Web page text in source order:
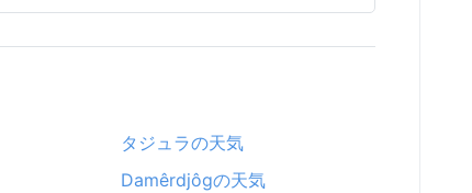
タジュラの天気
Damêrdjôgの天気